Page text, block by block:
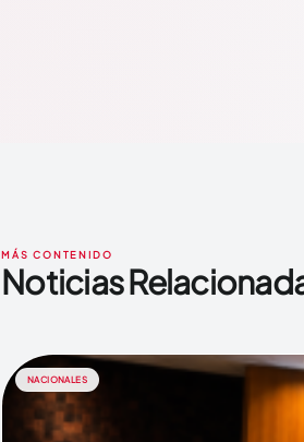
MÁS CONTENIDO
Noticias
NACIONALES